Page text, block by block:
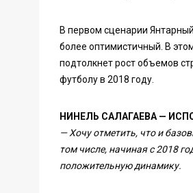
В первом сценарии
более оптимистичный. В
подтолкнет рост объемов
футболу в 2018 году.
НИНЕЛЬ САЛАГАЕВА —
— Хочу отметить, что и
том числе, начиная с 2018
положительную динамику.